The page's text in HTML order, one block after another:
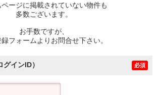
ページに掲載されていない物件も
多数ございます。
お手数ですが、
フォームよりお問合せ下さい。
インID） 必須